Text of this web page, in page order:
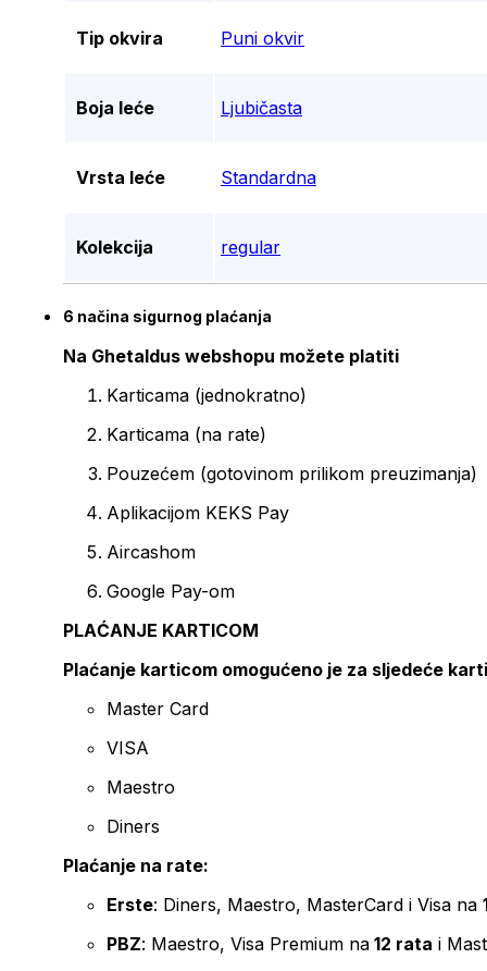
Tip okvira Puni okvir
Boja leće Ljubičasta
Vrsta leće Standardna
Kolekcija regular
6 načina sigurnog plaćanja
Na Ghetaldus webshopu možete platiti
Karticama (jednokratno)
Karticama (na rate)
Pouzećem (gotovinom prilikom preuzimanja)
Aplikacijom KEKS Pay
Aircashom
Google Pay-om
PLAĆANJE KARTICOM
Plaćanje karticom omogućeno je za sljedeće
Master Card
VISA
Maestro
Diners
Plaćanje na rate:
Erste: Diners, Maestro, MasterCard i Visa na
PBZ: Maestro, Visa Premium na 12 rata i